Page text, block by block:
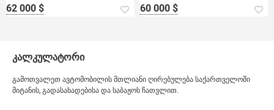
62 000 $ 60 000 $
კალკულატორი
გამოთვალეთ ავტომობილის მთლიანი ღირებულება საქართველოში
მიტანის, გადასახადებისა და საბაჟოს ჩათვლით.